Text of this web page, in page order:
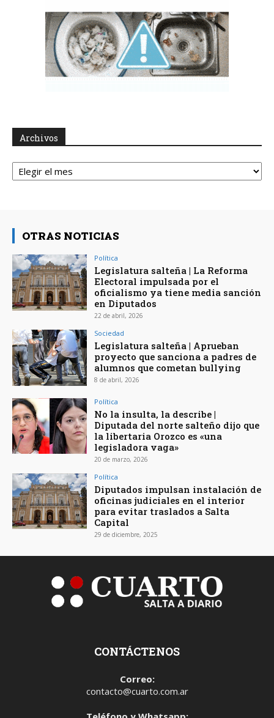
Archivos
Archivos
OTRAS NOTICIAS
Política
Legislatura salteña | La Reforma
Electoral impulsada por el
oficialismo ya tiene media sanción
en Diputados
22 de abril, 2026
Sociedad
Legislatura salteña | Aprueban
proyecto que sanciona a padres de
alumnos que cometan bullying
8 de abril, 2026
Política
No la insulta, la describe |
Diputada del norte salteño dijo que
la libertaria Orozco es «una
legisladora vaga»
20 de marzo, 2026
Política
Diputados impulsan instalación de
oficinas judiciales en el interior
para evitar traslados a Salta
Capital
29 de diciembre, 2025
CONTÁCTENOS
Correo:
contacto@cuarto.com.ar